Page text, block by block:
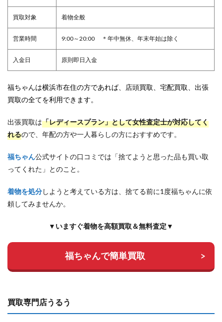
買取対象 着物全般
営業時間 9:00～20:00 ＊年中無休、年末年始は除く
入金日 原則即日入金
福ちゃんは横浜市在住の方であれば、店頭買取、宅配買取、出張
買取の全てを利用できます。
出張買取は「レディースプラン」として女性査定士が対応してく
れるので、年配の方や一人暮らしの方におすすめです。
福ちゃん公式サイトの口コミでは「捨てようと思った品も買い取
ってくれた」とのこと。
着物を処分しようと考えている方は、捨てる前に1度福ちゃんに依
頼してみませんか。
▼いますぐ着物を高額買取＆無料査定▼
福ちゃんで簡単買取
買取専門店うるう